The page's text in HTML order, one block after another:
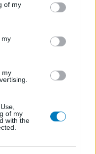
of my
my
my
of my
with the
komen
huisarts. Mij werd
wereld voor mij